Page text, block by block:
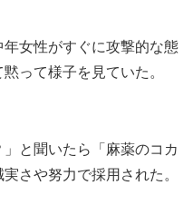
女性がすぐに攻撃的な態
って様子を見ていた。
」と聞いたら「麻薬のコカ
さや努力で採用された。